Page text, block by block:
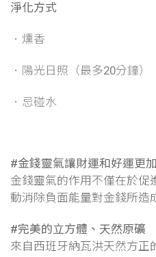
淨化方式
．燻香
．陽光日照（最多20分鐘）
．忌碰水
#金錢靈氣讓財運和好運更
金錢靈氣的作用不僅在於促
動消除負面能量對金錢所造
#完美的立方體、天然原礦
來自西班牙納瓦洪天然方正